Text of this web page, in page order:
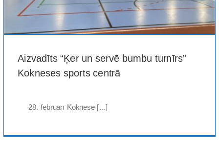
Aizvadīts “Ķer un servē bumbu turnīrs”
Kokneses sports centrā
28. februārī Koknese [...]